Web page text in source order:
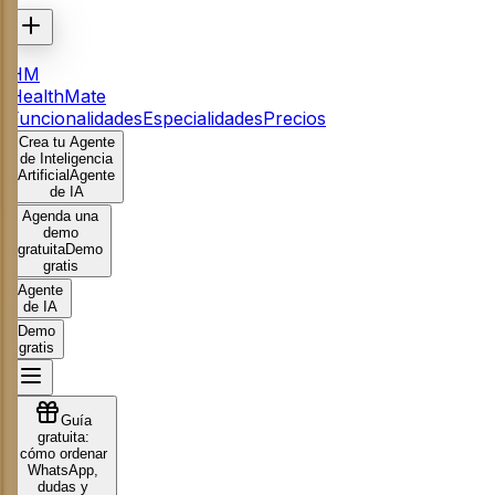
HM
HealthMate
FuncionalidadesEspecialidadesPrecios
Crea tu Agente
de Inteligencia
ArtificialAgente
de IA
Agenda una
demo
gratuitaDemo
gratis
Agente
de IA
Demo
gratis
Guía
gratuita:
cómo ordenar
WhatsApp,
dudas y